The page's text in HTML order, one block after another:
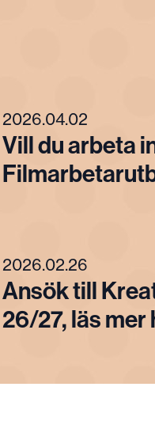
2026.04.02
Vill du arbeta
2026.02.26
Ansök till
26/27, läs mer